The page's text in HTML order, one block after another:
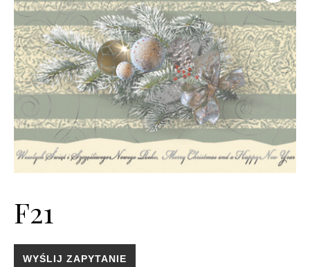
F21
WYŚLIJ ZAPYTANIE